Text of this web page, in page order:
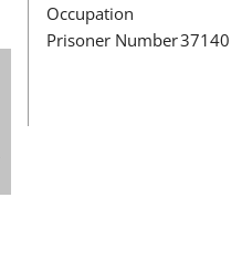
Русский
עברית
Occupation
Prisoner Number37140